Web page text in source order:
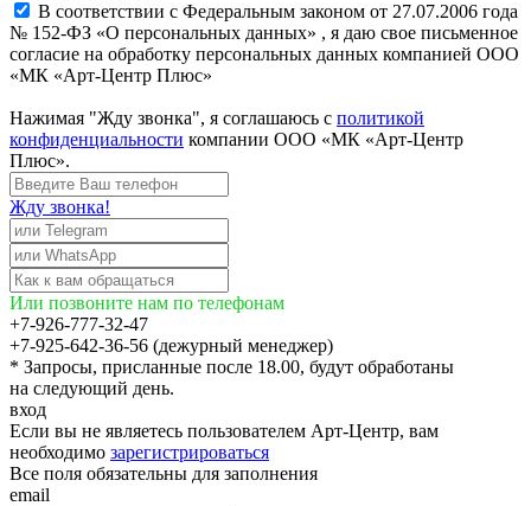
В соответствии с Федеральным законом от 27.07.2006 года
№ 152-ФЗ «О персональных данных» , я даю свое письменное
согласие на обработку персональных данных компанией ООО
«МК «Арт-Центр Плюс»
Нажимая "Жду звонка", я соглашаюсь с политикой
конфиденциальности компании ООО «МК «Арт-Центр
Плюс».
Жду звонка!
Или позвоните нам по телефонам
+7-926-777-32-47
+7-925-642-36-56 (дежурный менеджер)
* Запросы, присланные после 18.00, будут обработаны
на следующий день.
вход
Если вы не являетесь пользователем Арт-Центр, вам
необходимо зарегистрироваться
Все поля обязательны для заполнения
email